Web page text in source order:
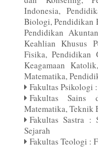
Indonesia,
Biologi, Pendidikan
Pendidikan
Keahlian Khusus
Fisika, Pendidikan
Keagamaan
Matematika,
Fakultas Psikologi
Fakultas Sains
Matematika, Teknik
Fakultas Sastra :
Sejarah
Fakultas Teologi :